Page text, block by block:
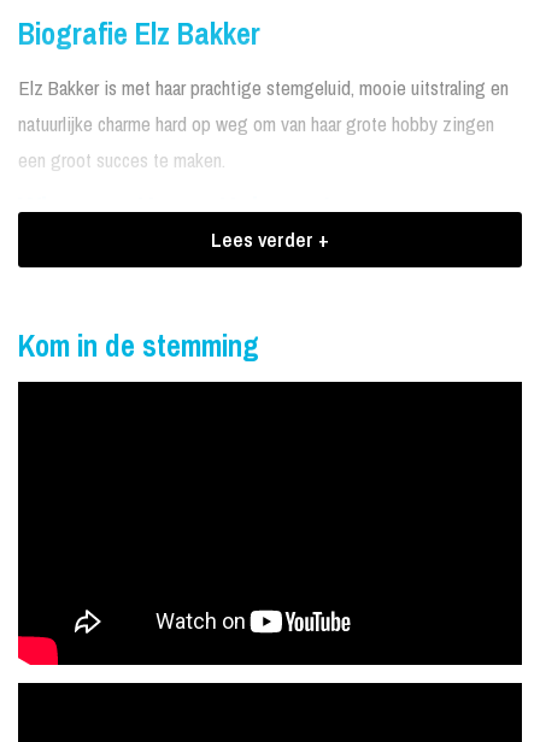
Biografie Elz Bakker
Elz Bakker is met haar prachtige stemgeluid, mooie uitstraling en
natuurlijke charme hard op weg om van haar grote hobby zingen
een groot succes te maken.
Winnares Henny Huisman´s
publiek een bekendheid. Op achtjarige leeftijd maakte zij haar
debuutsingle en eind jaren ´80 stapte zij als winnares van het
Boekingen Elz Bakker
Haar droom om beroemd te worden lijkt nu echt uit te gaan komen.
Lees verder +
Kom in de stemming